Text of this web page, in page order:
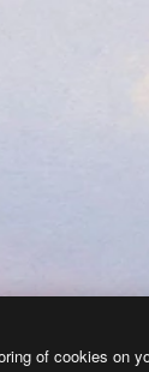
of cookies on